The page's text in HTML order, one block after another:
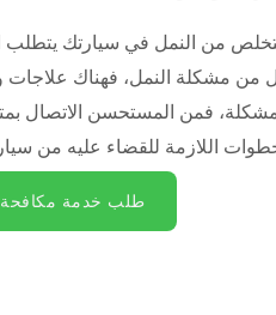
من النمل في سيارتك
من مشكلة النمل، فهناك
فمن المستحسن الاتصال
اللازمة للقضاء عليه من
طلب خدمة مكافحة